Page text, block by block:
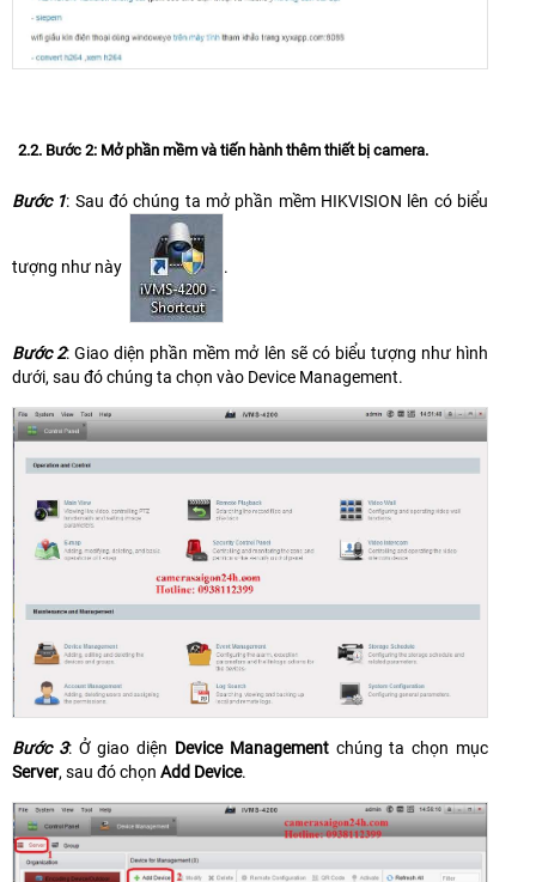
2.2. Bước 2: Mở phần mềm và tiến hành thêm thiết bị camera.
Bước 1: Sau đó chúng ta mở phần mềm HIKVISION lên có biểu
tượng như này .
Bước 2: Giao diện phần mềm mở lên sẽ có biểu tượng như hình
dưới, sau đó chúng ta chọn vào Device Management.
Bước 3: Ở giao diện Device Managementchúng ta chọn mục
Server, sau đó chọn Add Device.